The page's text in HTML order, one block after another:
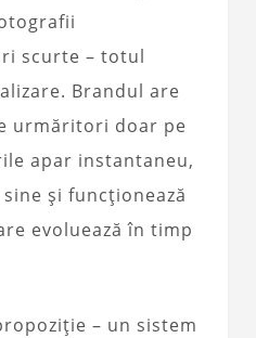
scurte – totul
Brandul are
urmăritori doar pe
apar instantaneu,
și funcționează
evoluează în timp
– un sistem